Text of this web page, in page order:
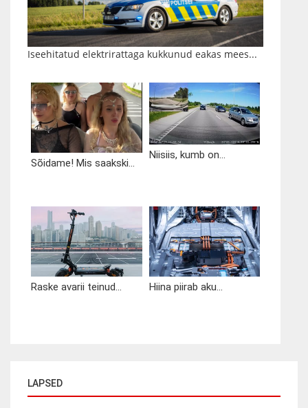
Iseehitatud elektrirattaga kukkunud eakas mees...
Sõidame! Mis saakski...
Niisiis, kumb on...
Raske avarii teinud... Hiina piirab aku...
LAPSED